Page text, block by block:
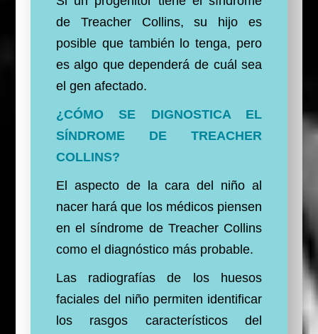
de Treacher Collins, su hijo es
posible que también lo tenga, pero
es algo que dependerá de cuál sea
el gen afectado.
¿CÓMO SE DIGNOSTICA EL
SÍNDROME DE TREACHER
COLLINS?
El aspecto de la cara del niño al
nacer hará que los médicos piensen
en el síndrome de Treacher Collins
como el diagnóstico más probable.
Las radiografías de los huesos
faciales del niño permiten identificar
los rasgos característicos del